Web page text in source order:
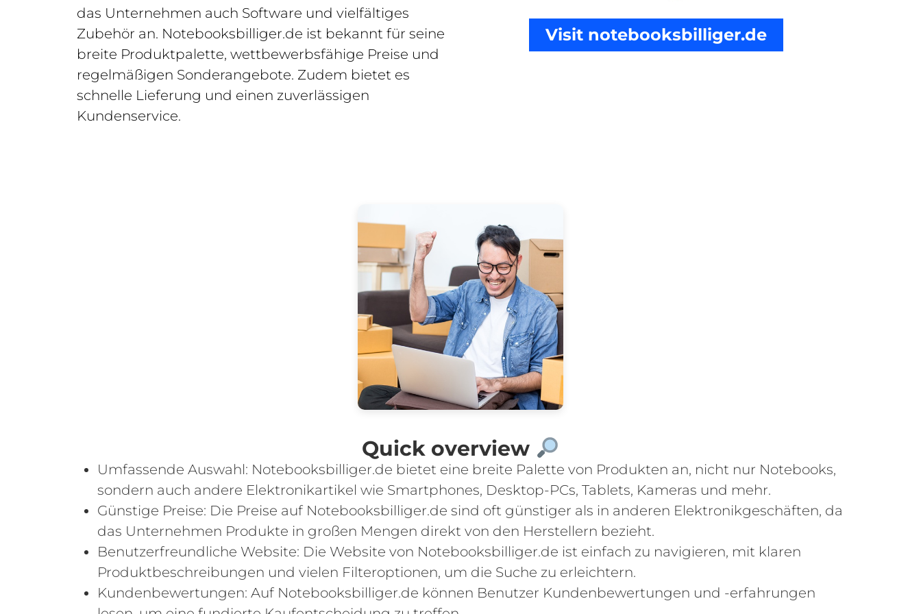
das Unternehmen auch Software und vielfältiges
Zubehör an. Notebooksbilliger.de ist bekannt für seine
breite Produktpalette, wettbewerbsfähige Preise und
regelmäßigen Sonderangebote. Zudem bietet es
schnelle Lieferung und einen zuverlässigen
Kundenservice.
Visit notebooksbilliger.de
Quick overview
Umfassende Auswahl: Notebooksbilliger.de bietet eine breite Palette von Produkten an, nicht nur Notebooks,
sondern auch andere Elektronikartikel wie Smartphones, Desktop-PCs, Tablets, Kameras und mehr.
Günstige Preise: Die Preise auf Notebooksbilliger.de sind oft günstiger als in anderen Elektronikgeschäften, da
das Unternehmen Produkte in großen Mengen direkt von den Herstellern bezieht.
Benutzerfreundliche Website: Die Website von Notebooksbilliger.de ist einfach zu navigieren, mit klaren
Produktbeschreibungen und vielen Filteroptionen, um die Suche zu erleichtern.
Kundenbewertungen: Auf Notebooksbilliger.de können Benutzer Kundenbewertungen und -erfahrungen